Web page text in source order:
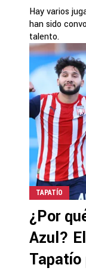
Hay varios
han sido
talento.
TAPATÍO
¿Por
Azul?
Tapatío